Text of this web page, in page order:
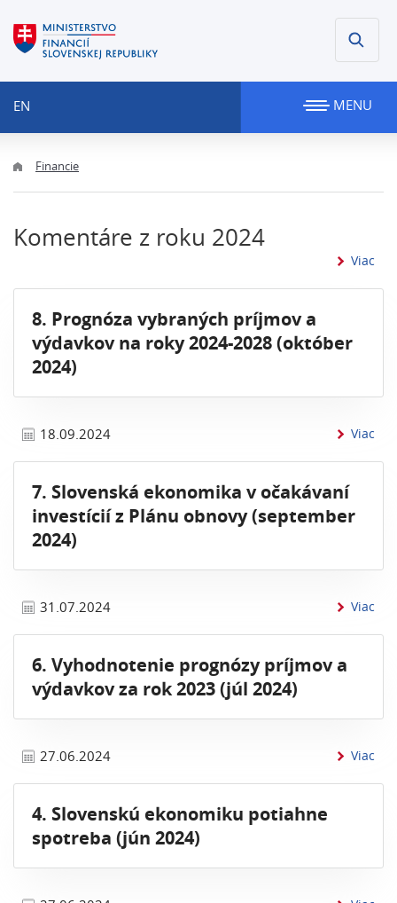
EN MENU
Financie
Komentáre z roku 2024
Viac
8. Prognóza vybraných príjmov a
výdavkov na roky 2024-2028 (október
2024)
18.09.2024 Viac
7. Slovenská ekonomika v očakávaní
investícií z Plánu obnovy (september
2024)
31.07.2024 Viac
6. Vyhodnotenie prognózy príjmov a
výdavkov za rok 2023 (júl 2024)
27.06.2024 Viac
4. Slovenskú ekonomiku potiahne
spotreba (jún 2024)